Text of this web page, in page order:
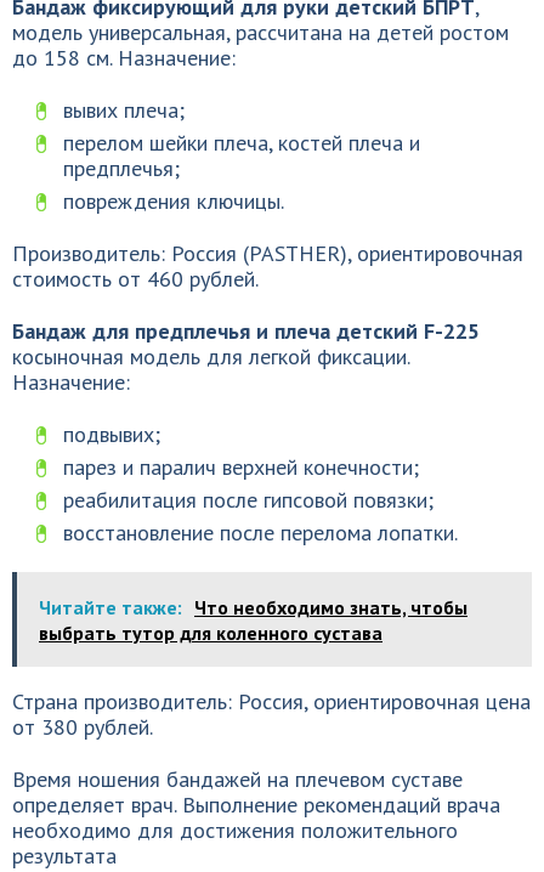
Бандаж фиксирующий для руки детский БПРТ,
модель универсальная, рассчитана на детей ростом
до 158 см. Назначение:
вывих плеча;
перелом шейки плеча, костей плеча и
предплечья;
повреждения ключицы.
Производитель: Россия (PASTHER), ориентировочная
стоимость от 460 рублей.
Бандаж для предплечья и плеча детский F-225
косыночная модель для легкой фиксации.
Назначение:
подвывих;
парез и паралич верхней конечности;
реабилитация после гипсовой повязки;
восстановление после перелома лопатки.
Читайте также: Что необходимо знать, чтобы
выбрать тутор для коленного сустава
Страна производитель: Россия, ориентировочная цена
от 380 рублей.
Время ношения бандажей на плечевом суставе
определяет врач. Выполнение рекомендаций врача
необходимо для достижения положительного
результата